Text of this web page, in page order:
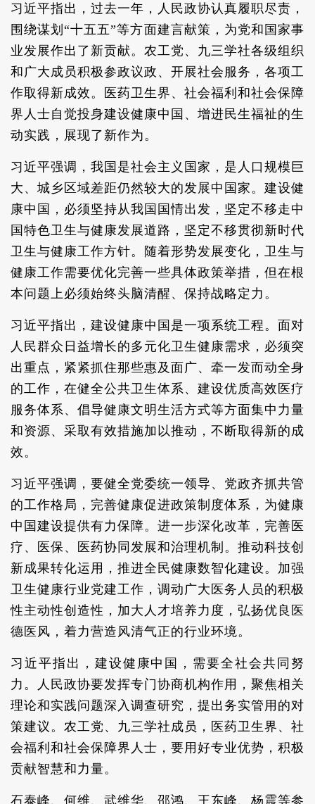
习近平指出，过去一年，人民政协认真履职尽责，
围绕谋划“十五五”等方面建言献策，为党和国家事
业发展作出了新贡献。农工党、九三学社各级组织
和广大成员积极参政议政、开展社会服务，各项工
作取得新成效。医药卫生界、社会福利和社会保障
界人士自觉投身建设健康中国、增进民生福祉的生
动实践，展现了新作为。
习近平强调，我国是社会主义国家，是人口规模巨
大、城乡区域差距仍然较大的发展中国家。建设健
康中国，必须坚持从我国国情出发，坚定不移走中
国特色卫生与健康发展道路，坚定不移贯彻新时代
卫生与健康工作方针。随着形势发展变化，卫生与
健康工作需要优化完善一些具体政策举措，但在根
本问题上必须始终头脑清醒、保持战略定力。
习近平指出，建设健康中国是一项系统工程。面对
人民群众日益增长的多元化卫生健康需求，必须突
出重点，紧紧抓住那些惠及面广、牵一发而动全身
的工作，在健全公共卫生体系、建设优质高效医疗
服务体系、倡导健康文明生活方式等方面集中力量
和资源、采取有效措施加以推动，不断取得新的成
效。
习近平强调，要健全党委统一领导、党政齐抓共管
的工作格局，完善健康促进政策制度体系，为健康
中国建设提供有力保障。进一步深化改革，完善医
疗、医保、医药协同发展和治理机制。推动科技创
新成果转化运用，推进全民健康数智化建设。加强
卫生健康行业党建工作，调动广大医务人员的积极
性主动性创造性，加大人才培养力度，弘扬优良医
德医风，着力营造风清气正的行业环境。
习近平指出，建设健康中国，需要全社会共同努
力。人民政协要发挥专门协商机构作用，聚焦相关
理论和实践问题深入调查研究，提出务实管用的对
策建议。农工党、九三学社成员，医药卫生界、社
会福利和社会保障界人士，要用好专业优势，积极
贡献智慧和力量。
石泰峰、何维、武维华、邵鸿、王东峰、杨震等参